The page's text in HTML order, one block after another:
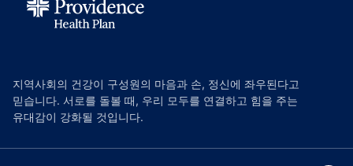
지역사회의 건강이 구성원의 마음과 손, 정신에 좌우된다고
믿습니다. 서로를 돌볼 때, 우리 모두를 연결하고 힘을 주는
유대감이 강화될 것입니다.